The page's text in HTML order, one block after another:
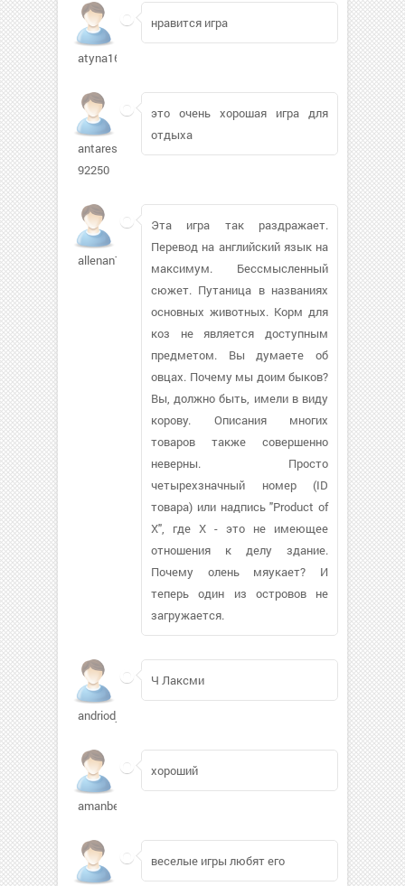
atyna163
нравится игра
antares-
92250
это очень хорошая игра для
отдыха
allenan756
Эта игра так раздражает.
Перевод на английский язык на
максимум. Бессмысленный
сюжет. Путаница в названиях
основных животных. Корм для
коз не является доступным
предметом. Вы думаете об
овцах. Почему мы доим быков?
Вы, должно быть, имели в виду
корову. Описания многих
товаров также совершенно
неверны. Просто
четырехзначный номер (ID
товара) или надпись "Product of
X", где X - это не имеющее
отношения к делу здание.
Почему олень мяукает? И
теперь один из островов не
загружается.
andriodj631
Ч Лаксми
amanbek71
хороший
веселые игры любят его